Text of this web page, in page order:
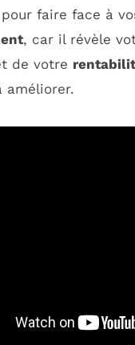
faire face à
, car il révèle
de votre
améliorer.